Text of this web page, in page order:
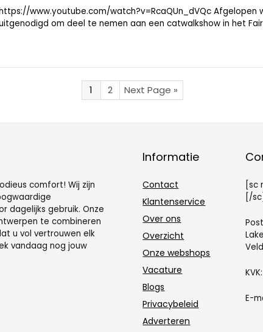
www.youtube.com/watch?v=RcaQUn_dVQc Afgelopen
om deel te nemen aan een catwalkshow in het
1 2 Next Page »
comfort! Wij zijn
dagelijks gebruik. Onze
te combineren
u vol vertrouwen elk
vandaag nog jouw
Informatie
Contact
Klantenservice
Over ons
Overzicht
Onze webshops
Vacature
Blogs
Privacybeleid
Adverteren
[sc
[/sc]
E-